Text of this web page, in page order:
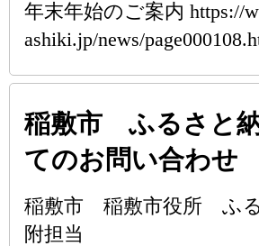
年末年始のご案内 https://
ashiki.jp/news/
稲敷市 ふるさと
てのお問い合わせ
稲敷市 稲敷市役所 ふ
附担当